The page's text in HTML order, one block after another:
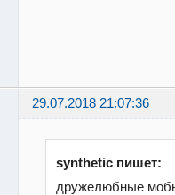
29.07.2018 21:07:36
synthetic пишет:
дружелюбные